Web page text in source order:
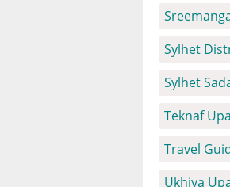
Sylhet
Sylhet
Teknaf
Travel
Ukhiya